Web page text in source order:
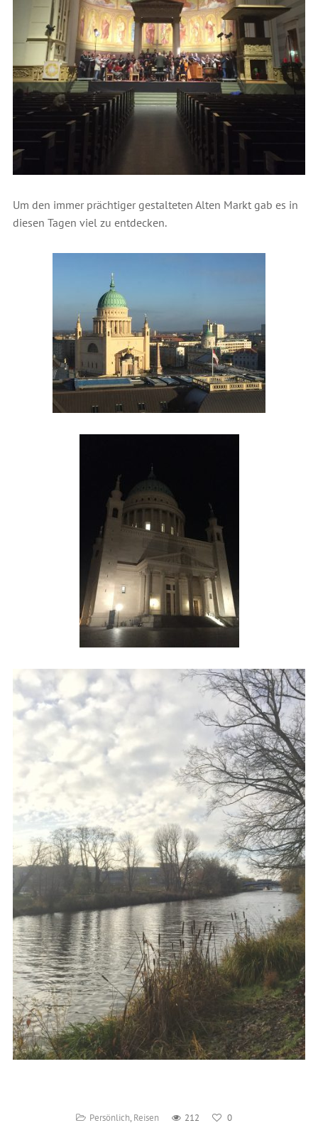
Um den immer prächtiger gestalteten Alten Markt gab es in
diesen Tagen viel zu entdecken.
Persönlich, Reisen 212 0